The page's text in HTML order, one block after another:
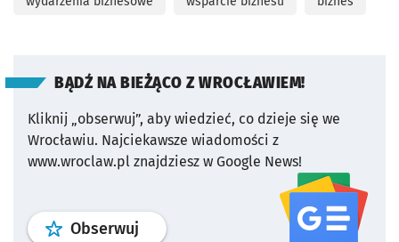
BĄDŹ NA BIEŻĄCO Z WROCŁAWIEM!
Kliknij „obserwuj”, aby wiedzieć, co dzieje się we
Wrocławiu. Najciekawsze wiadomości z
www.wroclaw.pl znajdziesz w Google News!
Obserwuj profil serwisu